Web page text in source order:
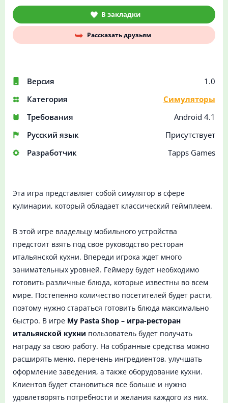
Версия
1.0
Категория
Симуляторы
Требования
Android 4.1
Русский язык
Присутствует
Разработчик
Tapps Games
В закладки
Рассказать друзьям
Эта игра представляет собой симулятор в сфере
кулинарии, который обладает классический геймплеем.
В этой игре владельцу мобильного устройства
предстоит взять под свое руководство ресторан
итальянской кухни. Впереди игрока ждет много
занимательных уровней. Геймеру будет необходимо
готовить различные блюда, которые известны во всем
мире. Постепенно количество посетителей будет расти,
поэтому нужно стараться готовить блюда максимально
быстро. В игре My Pasta Shop – игра-ресторан
итальянской кухни пользователь будет получать
награду за свою работу. На собранные средства можно
расширять меню, перечень ингредиентов, улучшать
оформление заведения, а также оборудование кухни.
Клиентов будет становиться все больше и нужно
удовлетворять потребности и желания каждого из них.